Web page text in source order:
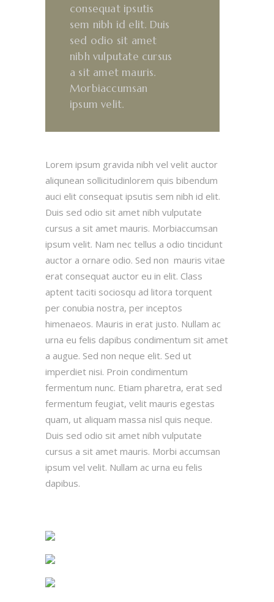
consequat ipsutis
sem nibh id elit. Duis
sed odio sit amet
nibh vulputate cursus
a sit amet mauris.
Morbiaccumsan
ipsum velit.
Lorem ipsum gravida nibh vel velit auctor
aliqunean sollicitudinlorem quis bibendum
auci elit consequat ipsutis sem nibh id elit.
Duis sed odio sit amet nibh vulputate
cursus a sit amet mauris. Morbiaccumsan
ipsum velit. Nam nec tellus a odio tincidunt
auctor a ornare odio. Sed non mauris vitae
erat consequat auctor eu in elit. Class
aptent taciti sociosqu ad litora torquent
per conubia nostra, per inceptos
himenaeos. Mauris in erat justo. Nullam ac
urna eu felis dapibus condimentum sit amet
a augue. Sed non neque elit. Sed ut
imperdiet nisi. Proin condimentum
fermentum nunc. Etiam pharetra, erat sed
fermentum feugiat, velit mauris egestas
quam, ut aliquam massa nisl quis neque.
Duis sed odio sit amet nibh vulputate
cursus a sit amet mauris. Morbi accumsan
ipsum vel velit. Nullam ac urna eu felis
dapibus.